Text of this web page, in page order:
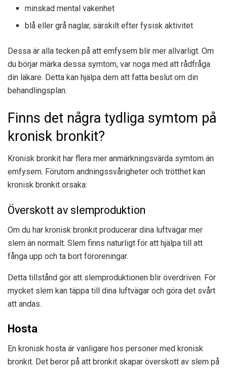
minskad mental vakenhet
blå eller grå naglar, särskilt efter fysisk aktivitet
Dessa är alla tecken på att emfysem blir mer allvarligt. Om
du börjar märka dessa symtom, var noga med att rådfråga
din läkare. Detta kan hjälpa dem att fatta beslut om din
behandlingsplan.
Finns det några tydliga symtom på
kronisk bronkit?
Kronisk bronkit har flera mer anmärkningsvärda symtom än
emfysem. Förutom andningssvårigheter och trötthet kan
kronisk bronkit orsaka:
Överskott av slemproduktion
Om du har kronisk bronkit producerar dina luftvägar mer
slem än normalt. Slem finns naturligt för att hjälpa till att
fånga upp och ta bort föroreningar.
Detta tillstånd gör att slemproduktionen blir överdriven. För
mycket slem kan täppa till dina luftvägar och göra det svårt
att andas.
Hosta
En kronisk hosta är vanligare hos personer med kronisk
bronkit. Det beror på att bronkit skapar överskott av slem på